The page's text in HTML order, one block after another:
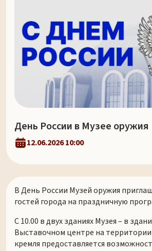
День России в Музее оружия
12.06.2026 10:00
В День России Музей оружия
гостей города на праздничную
С 10.00 в двух зданиях Музея – в
Выставочном центре на территории
кремля предоставляется